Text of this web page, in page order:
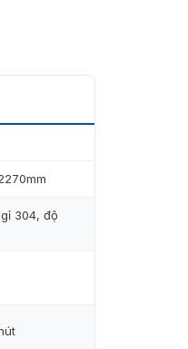
304, độ